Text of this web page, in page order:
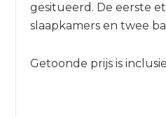
gesitueerd. De eerste
slaapkamers en twee
Getoonde prijs is